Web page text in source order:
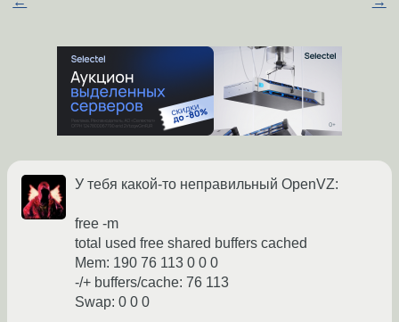
У тебя какой-то неправильный OpenVZ:
free -m
total used free shared buffers cached
Mem: 190 76 113 0 0 0
-/+ buffers/cache: 76 113
Swap: 0 0 0